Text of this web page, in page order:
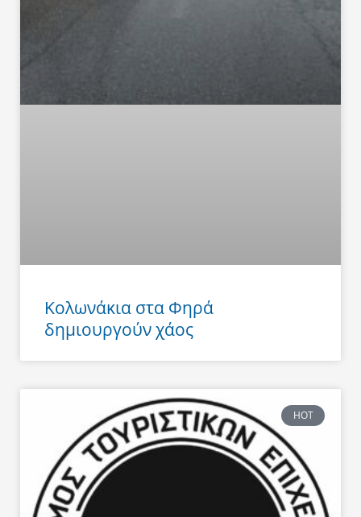
Κολωνάκια στα Φηρά
δημιουργούν χάος
HOT